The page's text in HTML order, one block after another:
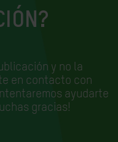
y no la
en contacto con
ayudarte
gracias!